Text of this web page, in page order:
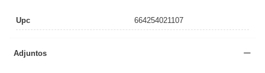
Upc 664254021107
Adjuntos